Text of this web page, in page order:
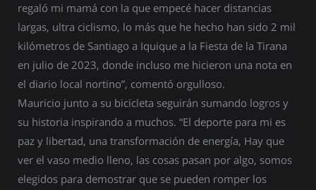
regaló mi mamá con la que empecé hacer distancias
largas, ultra ciclismo, lo más que he hecho han sido 2 mil
kilómetros de Santiago a Iquique a la Fiesta de la Tirana
en julio de 2023, donde incluso me hicieron una nota en
el diario local nortino”, comentó orgulloso.
Mauricio junto a su bicicleta seguirán sumando logros y
su historia inspirando a muchos. “El deporte para mi es
paz y libertad, una transformación de energía, Hay que
ver el vaso medio lleno, las cosas pasan por algo, somos
elegidos para demostrar que se pueden romper los